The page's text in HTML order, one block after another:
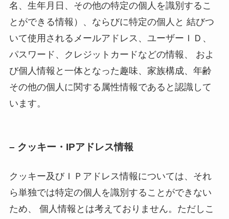
名、生年月日、その他の特定の個人を識別するこ
とができる情報）、ならびに特定の個人と 結びつ
いて使用されるメールアドレス、ユーザーＩＤ、
パスワード、クレジットカードなどの情報、 およ
び個人情報と一体となった趣味、家族構成、年齢
その他の個人に関する属性情報であると認識して
います。
– クッキー・IPアドレス情報
クッキー及びＩＰアドレス情報については、それ
ら単独では特定の個人を識別することができない
ため、 個人情報とは考えておりません。ただしこ